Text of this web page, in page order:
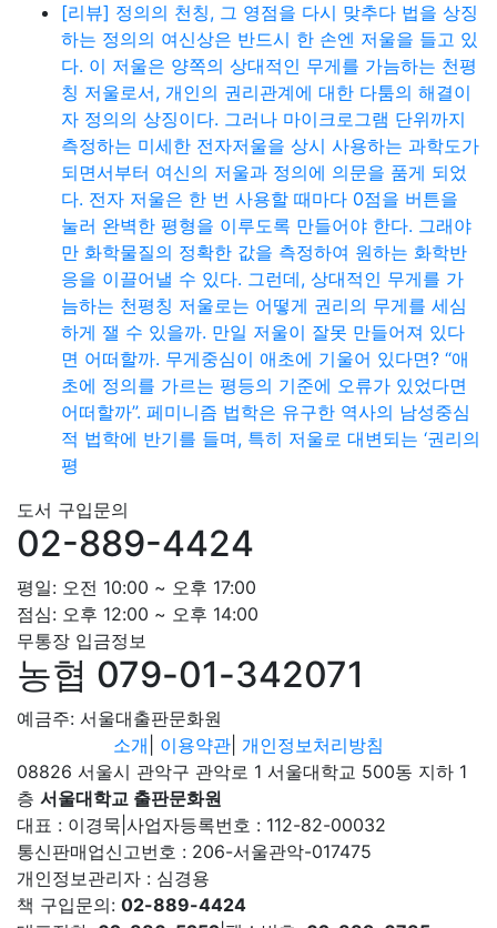
[리뷰] 정의의 천칭, 그 영점을 다시 맞추다 법을 상징
하는 정의의 여신상은 반드시 한 손엔 저울을 들고 있
다. 이 저울은 양쪽의 상대적인 무게를 가늠하는 천평
칭 저울로서, 개인의 권리관계에 대한 다툼의 해결이
자 정의의 상징이다. 그러나 마이크로그램 단위까지
측정하는 미세한 전자저울을 상시 사용하는 과학도가
되면서부터 여신의 저울과 정의에 의문을 품게 되었
다. 전자 저울은 한 번 사용할 때마다 0점을 버튼을
눌러 완벽한 평형을 이루도록 만들어야 한다. 그래야
만 화학물질의 정확한 값을 측정하여 원하는 화학반
응을 이끌어낼 수 있다. 그런데, 상대적인 무게를 가
늠하는 천평칭 저울로는 어떻게 권리의 무게를 세심
하게 잴 수 있을까. 만일 저울이 잘못 만들어져 있다
면 어떠할까. 무게중심이 애초에 기울어 있다면? “애
초에 정의를 가르는 평등의 기준에 오류가 있었다면
어떠할까”. 페미니즘 법학은 유구한 역사의 남성중심
적 법학에 반기를 들며, 특히 저울로 대변되는 ‘권리의
평
도서 구입문의
02-889-4424
평일: 오전 10:00 ~ 오후 17:00
점심: 오후 12:00 ~ 오후 14:00
무통장 입금정보
농협 079-01-342071
예금주: 서울대출판문화원
소개
이용약관 개인정보처리방침
08826 서울시 관악구 관악로 1 서울대학교 500동 지하 1
층 서울대학교 출판문화원
대표 : 이경묵 사업자등록번호 : 112-82-00032
통신판매업신고번호 : 206-서울관악-017475
개인정보관리자 : 심경용
책 구입문의: 02-889-4424